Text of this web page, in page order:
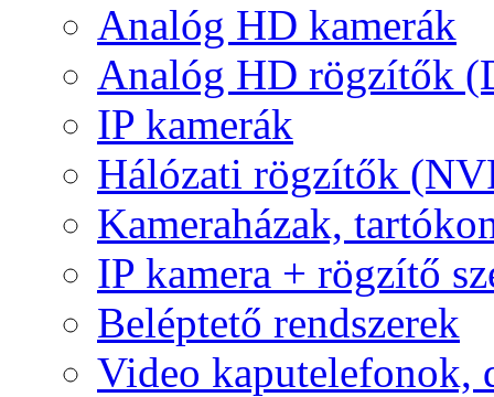
Analóg HD kamerák
Analóg HD rögzítők
IP kamerák
Hálózati rögzítők
Kameraházak,
IP kamera + rögzítő
Beléptető rendszerek
Video kaputelefonok,